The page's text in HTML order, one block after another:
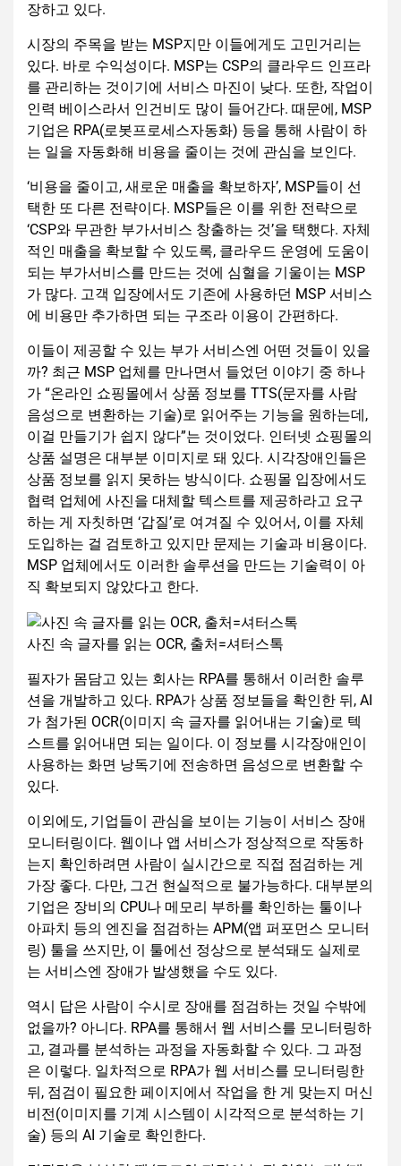
장하고 있다.
시장의 주목을 받는 MSP지만 이들에게도 고민거리는
있다. 바로 수익성이다. MSP는 CSP의 클라우드 인프라
를 관리하는 것이기에 서비스 마진이 낮다. 또한, 작업이
인력 베이스라서 인건비도 많이 들어간다. 때문에, MSP
기업은 RPA(로봇프로세스자동화) 등을 통해 사람이 하
는 일을 자동화해 비용을 줄이는 것에 관심을 보인다.
‘비용을 줄이고, 새로운 매출을 확보하자’, MSP들이 선
택한 또 다른 전략이다. MSP들은 이를 위한 전략으로
‘CSP와 무관한 부가서비스 창출하는 것’을 택했다. 자체
적인 매출을 확보할 수 있도록, 클라우드 운영에 도움이
되는 부가서비스를 만드는 것에 심혈을 기울이는 MSP
가 많다. 고객 입장에서도 기존에 사용하던 MSP 서비스
에 비용만 추가하면 되는 구조라 이용이 간편하다.
이들이 제공할 수 있는 부가 서비스엔 어떤 것들이 있을
까? 최근 MSP 업체를 만나면서 들었던 이야기 중 하나
가 “온라인 쇼핑몰에서 상품 정보를 TTS(문자를 사람
음성으로 변환하는 기술)로 읽어주는 기능을 원하는데,
이걸 만들기가 쉽지 않다”는 것이었다. 인터넷 쇼핑몰의
상품 설명은 대부분 이미지로 돼 있다. 시각장애인들은
상품 정보를 읽지 못하는 방식이다. 쇼핑몰 입장에서도
협력 업체에 사진을 대체할 텍스트를 제공하라고 요구
하는 게 자칫하면 ‘갑질’로 여겨질 수 있어서, 이를 자체
도입하는 걸 검토하고 있지만 문제는 기술과 비용이다.
MSP 업체에서도 이러한 솔루션을 만드는 기술력이 아
직 확보되지 않았다고 한다.
사진 속 글자를 읽는 OCR, 출처=셔터스톡
필자가 몸담고 있는 회사는 RPA를 통해서 이러한 솔루
션을 개발하고 있다. RPA가 상품 정보들을 확인한 뒤, AI
가 첨가된 OCR(이미지 속 글자를 읽어내는 기술)로 텍
스트를 읽어내면 되는 일이다. 이 정보를 시각장애인이
사용하는 화면 낭독기에 전송하면 음성으로 변환할 수
있다.
이외에도, 기업들이 관심을 보이는 기능이 서비스 장애
모니터링이다. 웹이나 앱 서비스가 정상적으로 작동하
는지 확인하려면 사람이 실시간으로 직접 점검하는 게
가장 좋다. 다만, 그건 현실적으로 불가능하다. 대부분의
기업은 장비의 CPU나 메모리 부하를 확인하는 툴이나
아파치 등의 엔진을 점검하는 APM(앱 퍼포먼스 모니터
링) 툴을 쓰지만, 이 툴에선 정상으로 분석돼도 실제로
는 서비스엔 장애가 발생했을 수도 있다.
역시 답은 사람이 수시로 장애를 점검하는 것일 수밖에
없을까? 아니다. RPA를 통해서 웹 서비스를 모니터링하
고, 결과를 분석하는 과정을 자동화할 수 있다. 그 과정
은 이렇다. 일차적으로 RPA가 웹 서비스를 모니터링한
뒤, 점검이 필요한 페이지에서 작업을 한 게 맞는지 머신
비전(이미지를 기계 시스템이 시각적으로 분석하는 기
술) 등의 AI 기술로 확인한다.